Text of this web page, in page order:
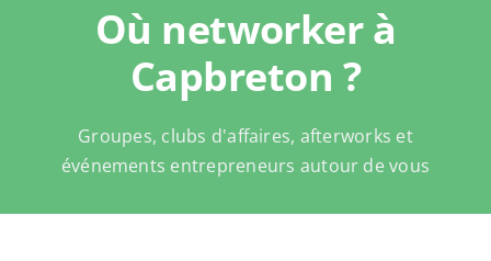
Où networker à
Capbreton ?
Groupes, clubs d'affaires, afterworks et
événements entrepreneurs autour de vous